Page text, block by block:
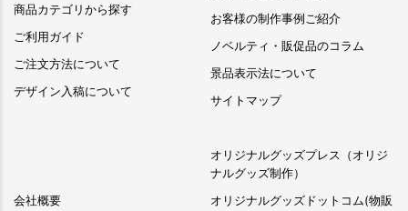
商品カテゴリから探す
ご利用ガイド
ご注文方法について
デザイン入稿について
会社概要
お客様の制作事例ご紹介
ノベルティ・販促品のコラム
景品表示法について
サイトマップ
オリジナルグッズプレス（オリジ
ナルグッズ制作）
オリジナルグッズドットコム(物販